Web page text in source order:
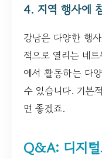
4. 지역 행사에
강남은 다양한 행
적으로 열리는 네
에서 활동하는 다
수 있습니다. 기본
면 좋겠죠.
Q&A: 디지